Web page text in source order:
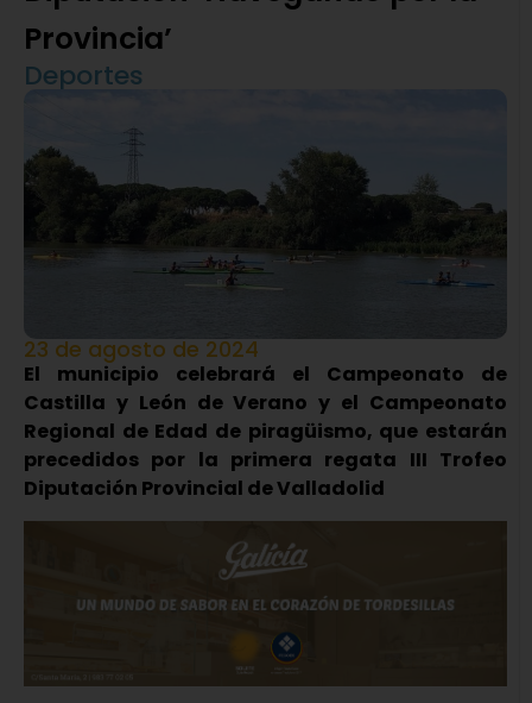
Provincia’
Deportes
23 de agosto de 2024
El municipio celebrará el Campeonato de
Castilla y León de Verano y el Campeonato
Regional de Edad de piragüismo, que estarán
precedidos por la primera regata III Trofeo
Diputación Provincial de Valladolid